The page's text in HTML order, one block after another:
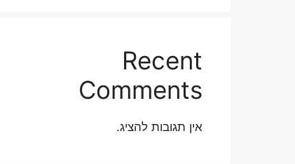
Recent
Comments
אין תגובות להציג.